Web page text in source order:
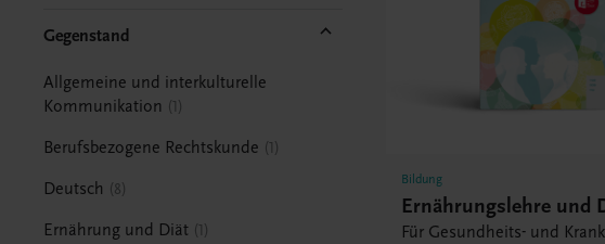
Gegenstand
Allgemeine und interkulturelle
Kommunikation
1
Berufsbezogene Rechtskunde 1
Deutsch 8
Ernährung und Diät 1
Bildung
Ernährungslehre und
Für Gesundheits- und